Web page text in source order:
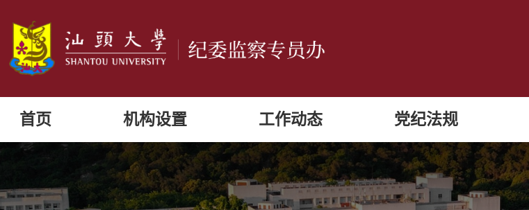
首页 机构设置 工作动态 党纪法规